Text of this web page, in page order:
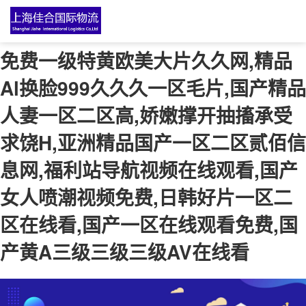
免费一级特黄欧美大片久久网,精品
Al换脸999久久久一区毛片,国产精品
人妻一区二区高,娇嫩撑开抽搐承受
求饶H,亚洲精品国产一区二区贰佰信
息网,福利站导航视频在线观看,国产
女人喷潮视频免费,日韩好片一区二
区在线看,国产一区在线观看免费,国
产黄A三级三级三级AV在线看